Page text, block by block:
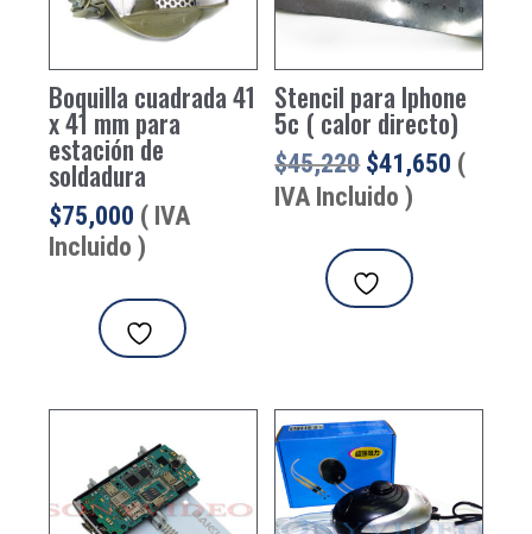
Boquilla cuadrada 41
x 41 mm para
estación de
soldadura
$75,000 ( IVA
Incluido )
Stencil para Iphone
5c ( calor directo)
$45,220 El
precio
era:
$45,220.
$41,650 El
(
IVA Incluido )